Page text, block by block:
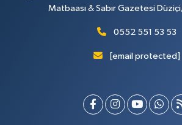
Matbaası & Sabır Gazetesi
0552 551 53 53
[email protected]